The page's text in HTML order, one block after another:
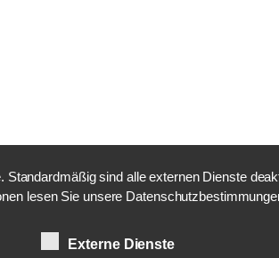
sind alle externen Dienste
lesen Sie unsere
Externe Dienste